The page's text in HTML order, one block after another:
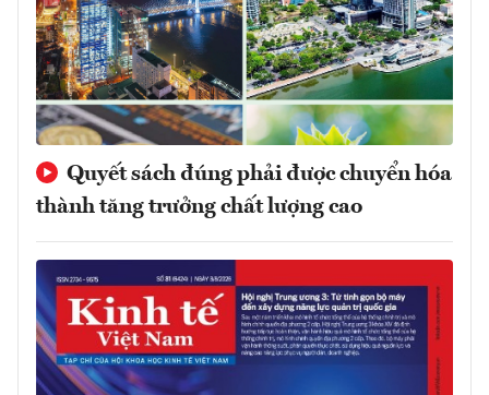
Quyết sách đúng phải được chuyển hóa
thành tăng trưởng chất lượng cao